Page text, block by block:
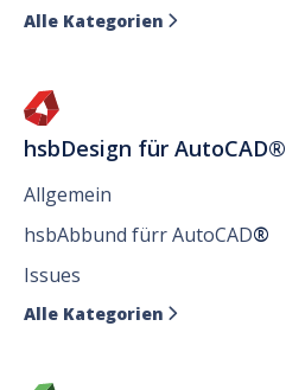
Alle Kategorien 
hsbDesign für AutoCAD®
Allgemein
hsbAbbund fürr AutoCAD®
Issues
Alle Kategorien 